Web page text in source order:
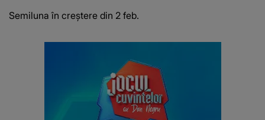
Semiluna în creștere din 2 feb.